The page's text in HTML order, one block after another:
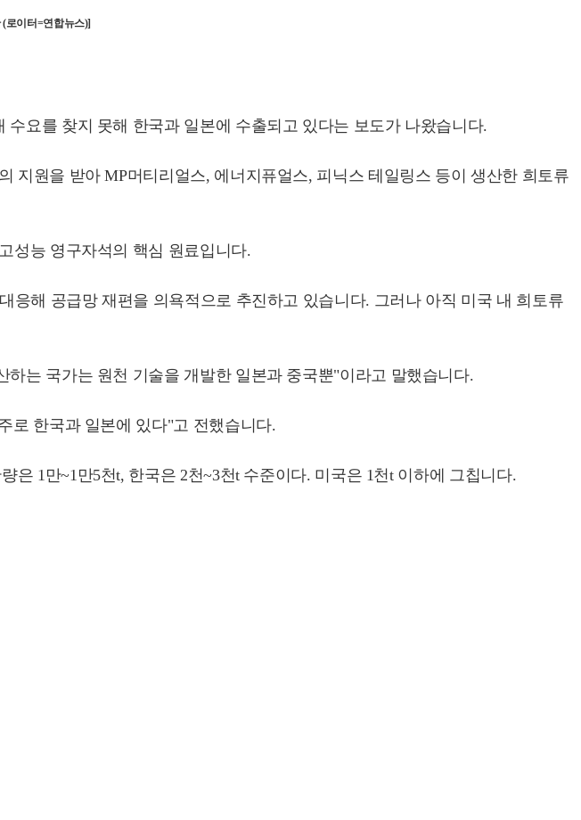
로이터=연합뉴스)]
요를 찾지 못해 한국과 일본에 수출되고 있다는 보도가 나왔습니다.
지원을 받아 MP머티리얼스, 에너지퓨얼스, 피닉스 테일링스 등이 생산한 희토류
성능 영구자석의 핵심 원료입니다.
해 공급망 재편을 의욕적으로 추진하고 있습니다. 그러나 아직 미국 내 희토류
는 국가는 원천 기술을 개발한 일본과 중국뿐"이라고 말했습니다.
로 한국과 일본에 있다"고 전했습니다.
1만~1만5천t, 한국은 2천~3천t 수준이다. 미국은 1천t 이하에 그칩니다.